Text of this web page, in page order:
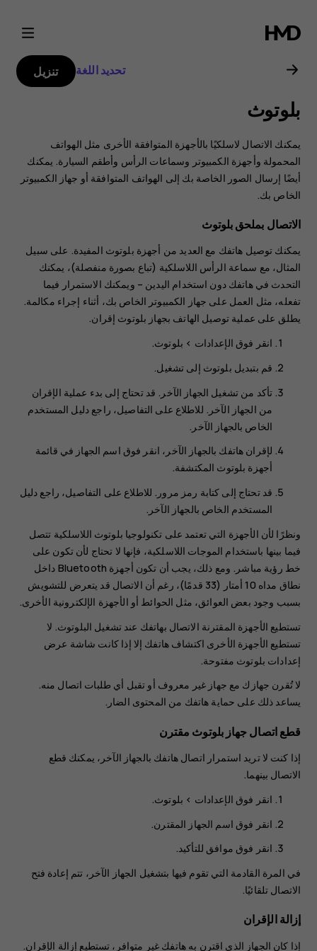
دليل
مستخدم
Nokia
2
تحديد اللغة تنزيل
بلوتوث
يمكنك الاتصال لاسلكيًا بالأجهزة المتوافقة الأخرى مثل الهواتف
المحمولة وأجهزة الكمبيوتر وسماعات الرأس وأطقم السيارة. يمكنك
أيضًا إرسال الصور الخاصة بك إلى الهواتف المتوافقة أو جهاز الكمبيوتر
الخاص بك.
الاتصال بملحق بلوتوث
يمكنك توصيل هاتفك مع العديد من أجهزة بلوتوث المفيدة. على سبيل
المثال، مع سماعة الرأس اللاسلكية (تباع بصورة منفصلة)، يمكنك
التحدث في هاتفك دون استخدام اليدين – ويمكنك الاستمرار فيما
تفعله، مثل العمل على جهاز الكمبيوتر الخاص بك، أثناء إجراء مكالمة.
يطلق على عملية توصيل الهاتف بجهاز بلوتوث إقران.
انقر فوق الإعدادات > بلوتوث.
قم بتبديل بلوتوث إلى تشغيل.
تأكد من تشغيل الجهاز الآخر. قد تحتاج إلى بدء عملية الإقران
من الجهاز الآخر. للاطلاع على التفاصيل، راجع دليل المستخدم
الخاص بالجهاز الآخر.
لإقران هاتفك بالجهاز الآخر، انقر فوق اسم الجهاز في قائمة
أجهزة بلوتوث المكتشفة.
قد تحتاج إلى كتابة رمز مرور. للاطلاع على التفاصيل، راجع دليل
المستخدم الخاص بالجهاز الآخر.
ونظرًا لأن الأجهزة التي تعتمد على تكنولوجيا بلوتوث اللاسلكية تتصل
فيما بينها باستخدام الموجات اللاسلكية، فإنها لا تحتاج لأن تكون على
خط رؤية مباشر. ومع ذلك، يجب أن تكون أجهزة Bluetooth داخل
نطاق مداه 10 أمتار (33 قدمًا)، رغم أن الاتصال قد يتعرض للتشويش
بسبب وجود بعض العوائق، مثل الحوائط أو الأجهزة الإلكترونية الأخرى.
تستطيع الأجهزة المقترنة الاتصال بهاتفك عند تشغيل البلوتوث. لا
تستطيع الأجهزة الأخرى اكتشاف هاتفك إلا إذا كانت شاشة عرض
إعدادات بلوتوث مفتوحة.
لا تُقرن جهازك مع جهاز غير معروف أو تقبل أي طلبات اتصال منه.
يساعد ذلك على حماية هاتفك من المحتوى الضار.
قطع اتصال جهاز بلوتوث مقترن
إذا كنت لا تريد استمرار اتصال هاتفك بالجهاز الآخر، يمكنك قطع
الاتصال بينهما.
انقر فوق الإعدادات > بلوتوث.
انقر فوق اسم الجهاز المقترن.
انقر فوق موافق للتأكيد.
في المرة القادمة التي تقوم فيها بتشغيل الجهاز الآخر، تتم إعادة فتح
الاتصال تلقائيًا.
إزالة الإقران
إذا كان الجهاز الذي اقترن به هاتفك غير متوافر، تستطيع إزالة الإقران.